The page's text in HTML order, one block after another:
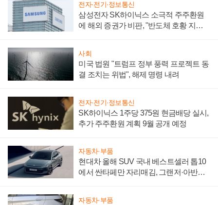
전자·전기·정보통신
삼성전자 SK하이닉스 소극적 주주환원
에 해외 증권가 비판, "반도체 호황 지속
사회
미국 법원 "트럼프 정부 풍력 프로젝트 동
결 조치는 위법", 해제 명령 내려
전자·전기·정보통신
SK하이닉스 1주당 375원 현금배당 실시,
추가 주주환원 계획 9월 공개 예정
자동차·부품
현대차 올해 SUV 국내 베스트셀러 톱10
에서 싼타페만 자리매김, 그랜저·아반떼
자동차·부품